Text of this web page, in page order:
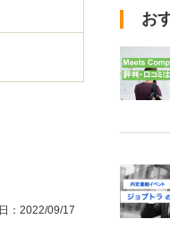
：2022/09/17
お